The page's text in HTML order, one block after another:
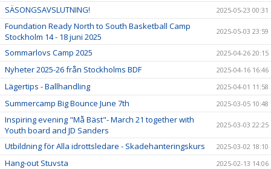
SÄSONGSAVSLUTNING! 2025-05-23 00:31
Foundation Ready North to South Basketball Camp
Stockholm 14 - 18 juni 2025
2025-05-03 23:59
Sommarlovs Camp 2025 2025-04-26 20:15
Nyheter 2025-26 från Stockholms BDF 2025-04-16 16:46
Lägertips - Ballhandling 2025-04-01 11:58
Summercamp Big Bounce June 7th 2025-03-05 10:48
Inspiring evening "Må Bäst"- March 21 together with
Youth board and JD Sanders
2025-03-03 22:25
Utbildning för Alla idrottsledare - Skadehanteringskurs 2025-03-02 18:10
Hang-out Stuvsta 2025-02-13 14:06